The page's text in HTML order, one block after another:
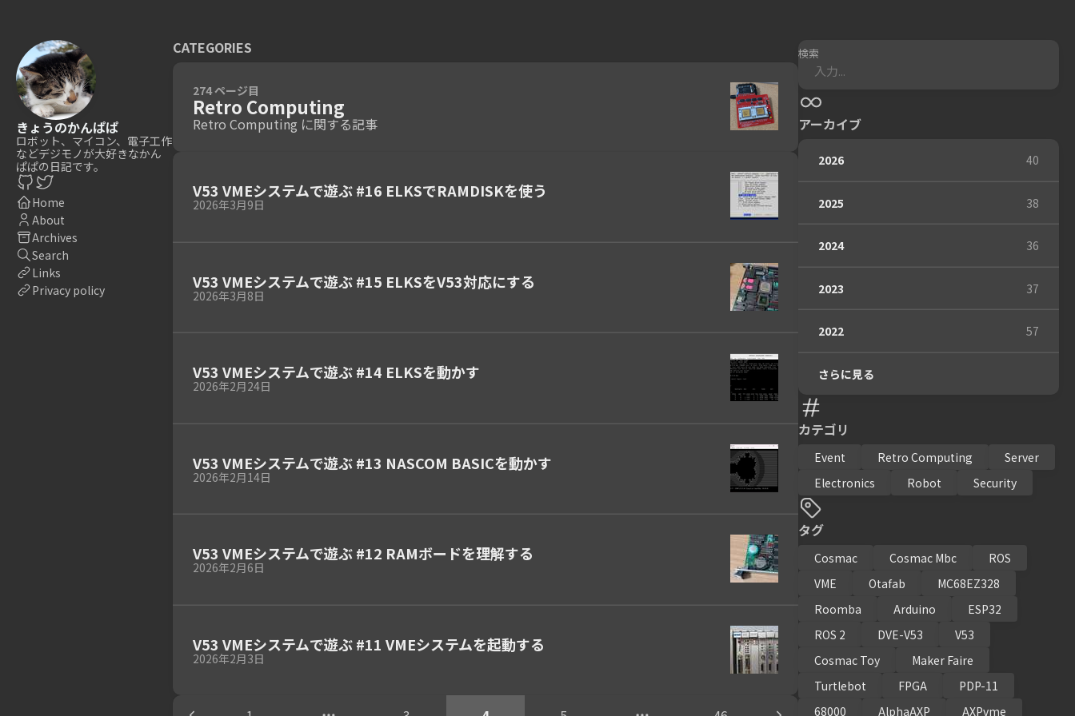
きょうのかんぱぱ
ロボット、マイコン、電子工作
などデジモノが大好きなかん
ぱぱの日記です。
Home
About
Archives
Search
Links
Privacy policy
検索
アーカイブ
2026 40
2025 38
2024 36
2023 37
2022 57
さらに見る
カテゴリ
Event Retro Computing
Server
Electronics
Robot Security
タグ
Cosmac Cosmac Mbc
ROS
VME
Otafab
MC68EZ328
Roomba
Arduino
ESP32
ROS 2
DVE-V53
V53
Cosmac Toy
Maker Faire
Turtlebot
FPGA
PDP-11
68000
AlphaAXP AXPvme
CATEGORIES
274 ページ目
Retro Computing
Retro Computing に関する記事
V53 VMEシステムで遊ぶ #16 ELKSでRAMDISKを使う
2026年3月9日
V53 VMEシステムで遊ぶ #15 ELKSをV53対応にする
2026年3月8日
V53 VMEシステムで遊ぶ #14 ELKSを動かす
2026年2月24日
V53 VMEシステムで遊ぶ #13 NASCOM BASICを動かす
2026年2月14日
V53 VMEシステムで遊ぶ #12 RAMボードを理解する
2026年2月6日
V53 VMEシステムで遊ぶ #11 VMEシステムを起動する
2026年2月3日